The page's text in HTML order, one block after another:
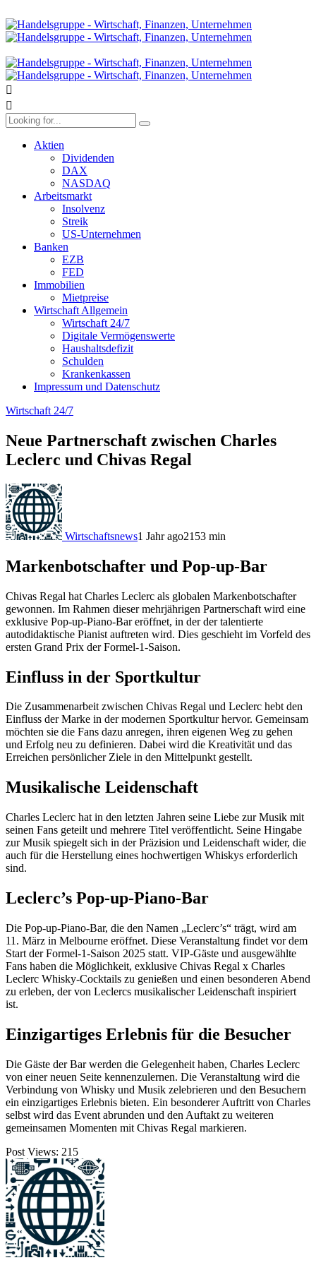
Aktien
Dividenden
DAX
NASDAQ
Arbeitsmarkt
Insolvenz
Streik
US-Unternehmen
Banken
EZB
FED
Immobilien
Mietpreise
Wirtschaft Allgemein
Wirtschaft 24/7
Digitale Vermögenswerte
Haushaltsdefizit
Schulden
Krankenkassen
Impressum und Datenschutz
Wirtschaft 24/7
Neue Partnerschaft zwischen Charles
Leclerc und Chivas Regal
Wirtschaftsnews1 Jahr ago2153 min
Markenbotschafter und Pop-up-Bar
Chivas Regal hat Charles Leclerc als globalen Markenbotschafter
gewonnen. Im Rahmen dieser mehrjährigen Partnerschaft wird eine
exklusive Pop-up-Piano-Bar eröffnet, in der der talentierte
autodidaktische Pianist auftreten wird. Dies geschieht im Vorfeld des
ersten Grand Prix der Formel-1-Saison.
Einfluss in der Sportkultur
Die Zusammenarbeit zwischen Chivas Regal und Leclerc hebt den
Einfluss der Marke in der modernen Sportkultur hervor. Gemeinsam
möchten sie die Fans dazu anregen, ihren eigenen Weg zu gehen
und Erfolg neu zu definieren. Dabei wird die Kreativität und das
Erreichen persönlicher Ziele in den Mittelpunkt gestellt.
Musikalische Leidenschaft
Charles Leclerc hat in den letzten Jahren seine Liebe zur Musik mit
seinen Fans geteilt und mehrere Titel veröffentlicht. Seine Hingabe
zur Musik spiegelt sich in der Präzision und Leidenschaft wider, die
auch für die Herstellung eines hochwertigen Whiskys erforderlich
sind.
Leclerc’s Pop-up-Piano-Bar
Die Pop-up-Piano-Bar, die den Namen „Leclerc’s“ trägt, wird am
11. März in Melbourne eröffnet. Diese Veranstaltung findet vor dem
Start der Formel-1-Saison 2025 statt. VIP-Gäste und ausgewählte
Fans haben die Möglichkeit, exklusive Chivas Regal x Charles
Leclerc Whisky-Cocktails zu genießen und einen besonderen Abend
zu erleben, der von Leclercs musikalischer Leidenschaft inspiriert
ist.
Einzigartiges Erlebnis für die Besucher
Die Gäste der Bar werden die Gelegenheit haben, Charles Leclerc
von einer neuen Seite kennenzulernen. Die Veranstaltung wird die
Verbindung von Whisky und Musik zelebrieren und den Besuchern
ein einzigartiges Erlebnis bieten. Ein besonderer Auftritt von Charles
selbst wird das Event abrunden und den Auftakt zu weiteren
gemeinsamen Momenten mit Chivas Regal markieren.
Post Views: 215